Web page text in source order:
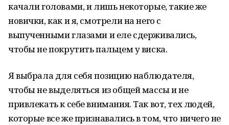
качали головами, и лишь некоторые, такие же
новички, как и я, смотрели на него с
выпученными глазами и еле сдерживались,
чтобы не покрутить пальцем у виска.
Я выбрала для себя позицию наблюдателя,
чтобы не выделяться из общей массы и не
привлекать к себе внимания. Так вот, тех людей,
которые все же признавались в том, что ничего не